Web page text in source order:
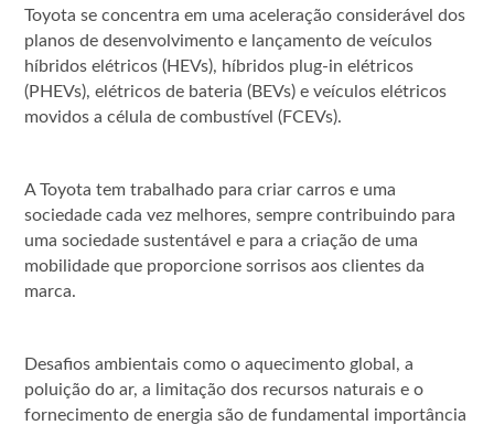
Toyota se concentra em uma aceleração considerável dos
planos de desenvolvimento e lançamento de veículos
híbridos elétricos (HEVs), híbridos plug-in elétricos
(PHEVs), elétricos de bateria (BEVs) e veículos elétricos
movidos a célula de combustível (FCEVs).
A Toyota tem trabalhado para criar carros e uma
sociedade cada vez melhores, sempre contribuindo para
uma sociedade sustentável e para a criação de uma
mobilidade que proporcione sorrisos aos clientes da
marca.
Desafios ambientais como o aquecimento global, a
poluição do ar, a limitação dos recursos naturais e o
fornecimento de energia são de fundamental importância